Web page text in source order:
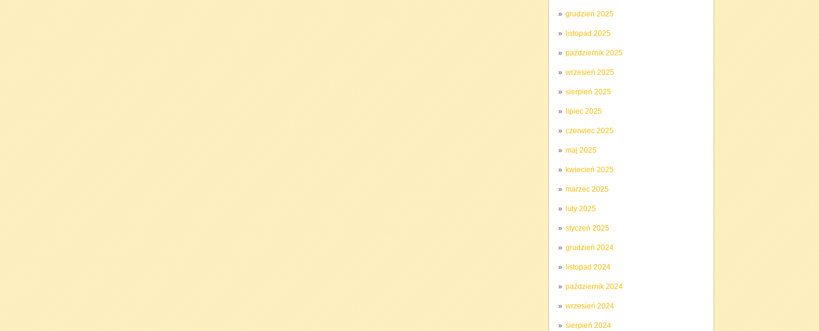
grudzień 2025
listopad 2025
październik 2025
wrzesień 2025
sierpień 2025
lipiec 2025
czerwiec 2025
maj 2025
kwiecień 2025
marzec 2025
luty 2025
styczeń 2025
grudzień 2024
listopad 2024
październik 2024
wrzesień 2024
sierpień 2024